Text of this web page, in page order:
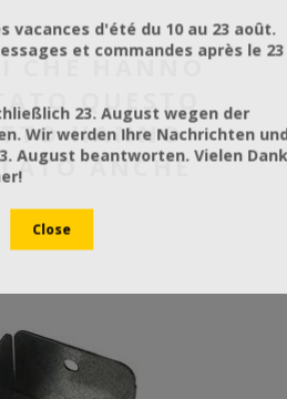
•
•
CHE HANNO
QUESTO
HANNO
ANCHE
vacances d'été du 10 au 23 août.
et commandes après le 23
23. August wegen der
Wir werden Ihre Nachrichten
August beantworten. Vielen Dank